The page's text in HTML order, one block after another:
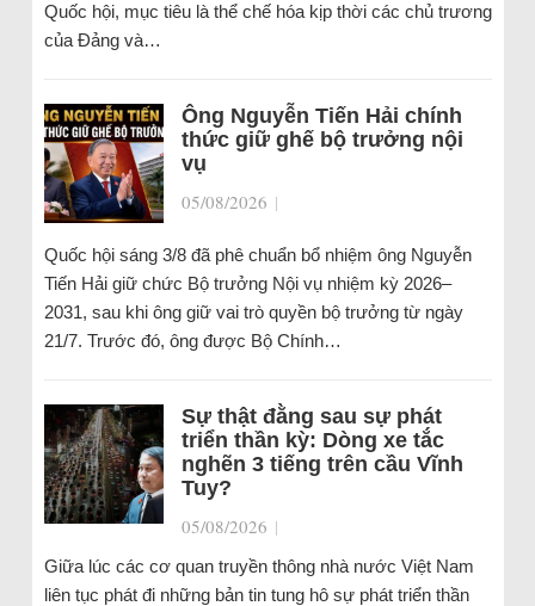
Quốc hội, mục tiêu là thể chế hóa kịp thời các chủ trương
của Đảng và…
Ông Nguyễn Tiến Hải chính
thức giữ ghế bộ trưởng nội
vụ
05/08/2026 |
Quốc hội sáng 3/8 đã phê chuẩn bổ nhiệm ông Nguyễn
Tiến Hải giữ chức Bộ trưởng Nội vụ nhiệm kỳ 2026–
2031, sau khi ông giữ vai trò quyền bộ trưởng từ ngày
21/7. Trước đó, ông được Bộ Chính…
Sự thật đằng sau sự phát
triển thần kỳ: Dòng xe tắc
nghẽn 3 tiếng trên cầu Vĩnh
Tuy?
05/08/2026 |
Giữa lúc các cơ quan truyền thông nhà nước Việt Nam
liên tục phát đi những bản tin tung hô sự phát triển thần